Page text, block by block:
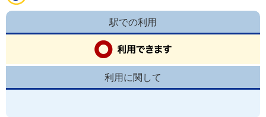
駅での利用
利用に関して